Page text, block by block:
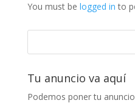
You must be logged in to
Tu anuncio va aquí
Podemos poner tu